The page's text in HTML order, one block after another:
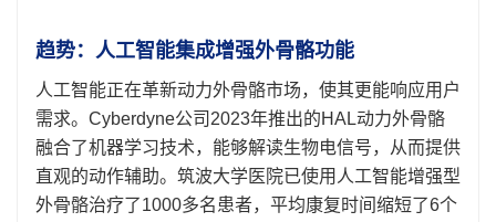
趋势：人工智能集成增强外骨骼功能
人工智能正在革新动力外骨骼市场，使其更能响应用户
需求。Cyber​​dyne公司2023年推出的HAL动力外骨骼
融合了机器学习技术，能够解读生物电信号，从而提供
直观的动作辅助。筑波大学医院已使用人工智能增强型
外骨骼治疗了1000多名患者，平均康复时间缩短了6个